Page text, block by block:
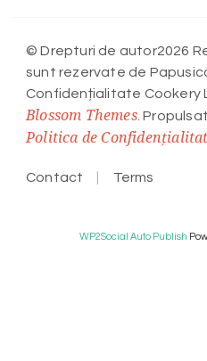
© Drepturi de autor2026
sunt rezervate de
Confidențialitate Cookery
Blossom Themes.
Politica de
Contact Terms
WP2Social Auto Publish